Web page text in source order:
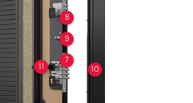
7
8
9
10
11